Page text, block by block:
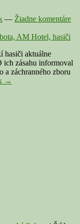
— Žiadne komentáre
aktuálne
ich zásahu informoval
a záchranného zboru
RIMAVSKÁ
→